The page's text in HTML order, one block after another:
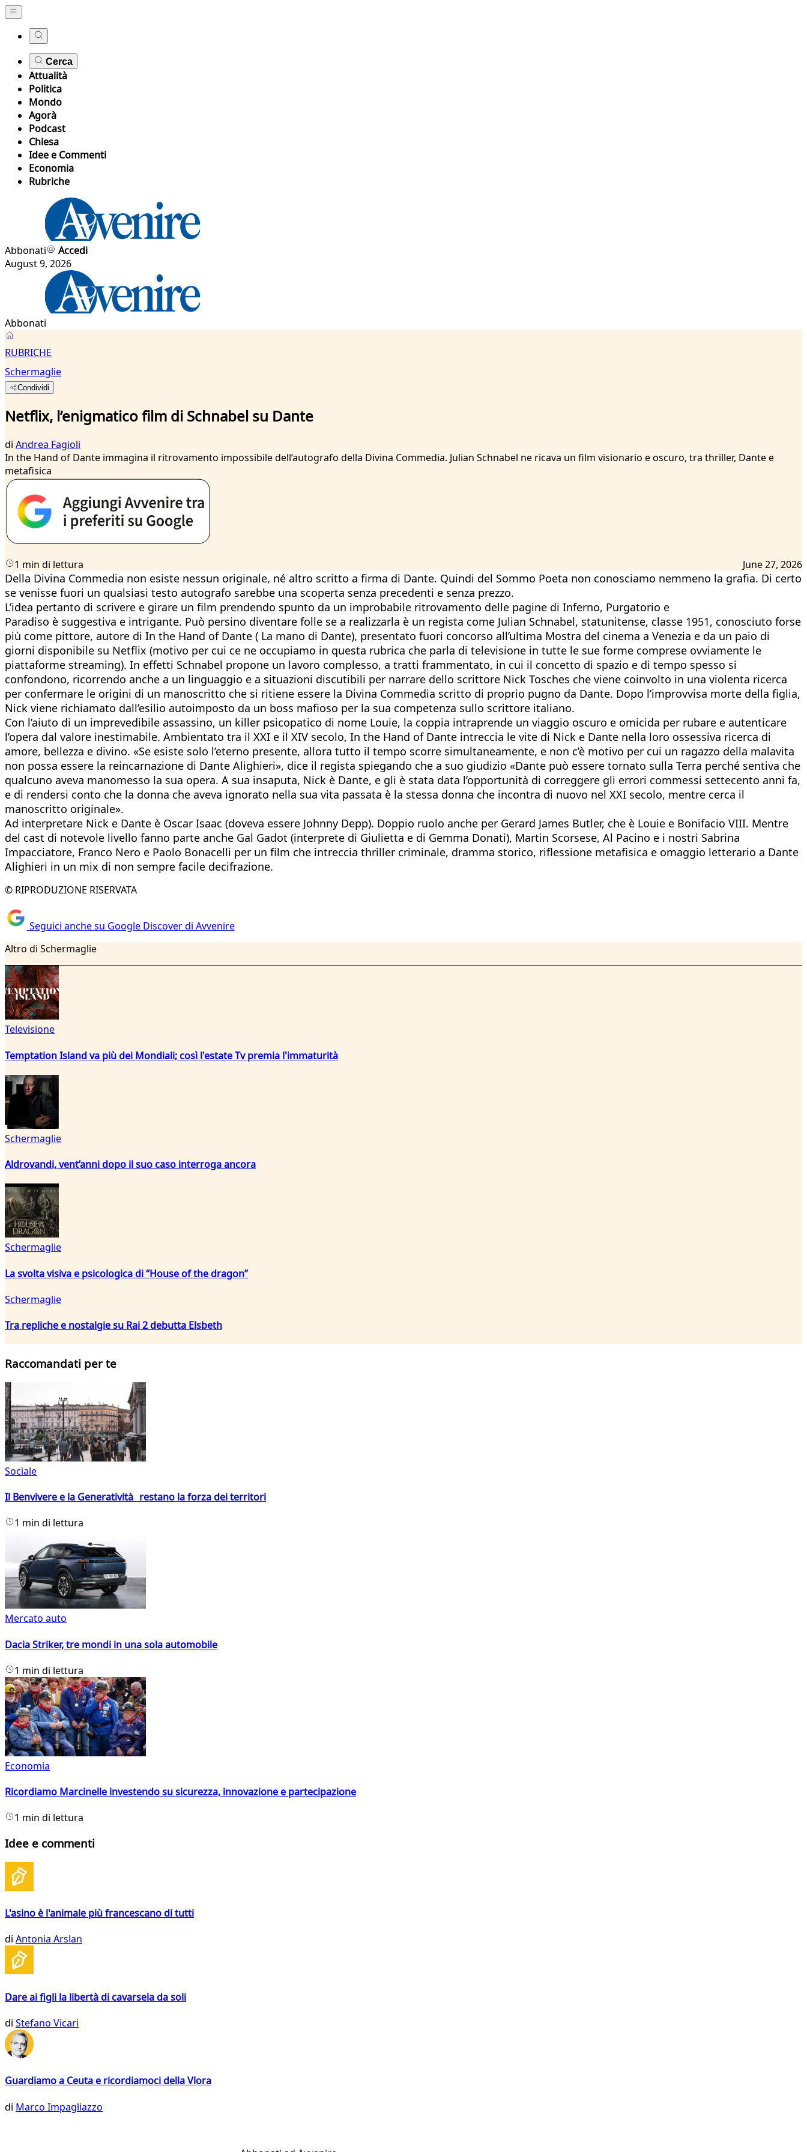
Cerca
Attualità
Politica
Mondo
Agorà
Podcast
Chiesa
Idee e Commenti
Economia
Rubriche
Abbonati
Accedi
August 9, 2026
Abbonati
RUBRICHE
Schermaglie
Condividi
Netflix, l’enigmatico film di Schnabel su Dante
di Andrea Fagioli
In the Hand of Dante immagina il ritrovamento impossibile dell’autografo della Divina Commedia. Julian Schnabel ne ricava un film visionario e oscuro, tra thriller, Dante e
metafisica
1 min di lettura June 27, 2026
Della Divina Commedia non esiste nessun originale, né altro scritto a firma di Dante. Quindi del Sommo Poeta non conosciamo nemmeno la grafia. Di certo
se venisse fuori un qualsiasi testo autografo sarebbe una scoperta senza precedenti e senza prezzo.
L’idea pertanto di scrivere e girare un film prendendo spunto da un improbabile ritrovamento delle pagine di Inferno, Purgatorio e
Paradiso è suggestiva e intrigante. Può persino diventare folle se a realizzarla è un regista come Julian Schnabel, statunitense, classe 1951, conosciuto forse
più come pittore, autore di In the Hand of Dante ( La mano di Dante), presentato fuori concorso all’ultima Mostra del cinema a Venezia e da un paio di
giorni disponibile su Netflix (motivo per cui ce ne occupiamo in questa rubrica che parla di televisione in tutte le sue forme comprese ovviamente le
piattaforme streaming). In effetti Schnabel propone un lavoro complesso, a tratti frammentato, in cui il concetto di spazio e di tempo spesso si
confondono, ricorrendo anche a un linguaggio e a situazioni discutibili per narrare dello scrittore Nick Tosches che viene coinvolto in una violenta ricerca
per confermare le origini di un manoscritto che si ritiene essere la Divina Commedia scritto di proprio pugno da Dante. Dopo l’improvvisa morte della figlia,
Nick viene richiamato dall’esilio autoimposto da un boss mafioso per la sua competenza sullo scrittore italiano.
Con l’aiuto di un imprevedibile assassino, un killer psicopatico di nome Louie, la coppia intraprende un viaggio oscuro e omicida per rubare e autenticare
l’opera dal valore inestimabile. Ambientato tra il XXI e il XIV secolo, In the Hand of Dante intreccia le vite di Nick e Dante nella loro ossessiva ricerca di
amore, bellezza e divino. «Se esiste solo l’eterno presente, allora tutto il tempo scorre simultaneamente, e non c’è motivo per cui un ragazzo della malavita
non possa essere la reincarnazione di Dante Alighieri», dice il regista spiegando che a suo giudizio «Dante può essere tornato sulla Terra perché sentiva che
qualcuno aveva manomesso la sua opera. A sua insaputa, Nick è Dante, e gli è stata data l’opportunità di correggere gli errori commessi settecento anni fa,
e di rendersi conto che la donna che aveva ignorato nella sua vita passata è la stessa donna che incontra di nuovo nel XXI secolo, mentre cerca il
manoscritto originale».
Ad interpretare Nick e Dante è Oscar Isaac (doveva essere Johnny Depp). Doppio ruolo anche per Gerard James Butler, che è Louie e Bonifacio VIII. Mentre
del cast di notevole livello fanno parte anche Gal Gadot (interprete di Giulietta e di Gemma Donati), Martin Scorsese, Al Pacino e i nostri Sabrina
Impacciatore, Franco Nero e Paolo Bonacelli per un film che intreccia thriller criminale, dramma storico, riflessione metafisica e omaggio letterario a Dante
Alighieri in un mix di non sempre facile decifrazione.
© RIPRODUZIONE RISERVATA
Seguici anche su Google Discover di Avvenire
Altro di Schermaglie
Televisione
Temptation Island va più dei Mondiali; così l'estate Tv premia l'immaturità
Schermaglie
Aldrovandi, vent’anni dopo il suo caso interroga ancora
Schermaglie
La svolta visiva e psicologica di “House of the dragon”
Schermaglie
Tra repliche e nostalgie su Rai 2 debutta Elsbeth
Raccomandati per te
Sociale
Il Benvivere e la Generatività restano la forza dei territori
1 min di lettura
Mercato auto
Dacia Striker, tre mondi in una sola automobile
1 min di lettura
Economia
Ricordiamo Marcinelle investendo su sicurezza, innovazione e partecipazione
1 min di lettura
Idee e commenti
L'asino è l'animale più francescano di tutti
di Antonia Arslan
Dare ai figli la libertà di cavarsela da soli
di Stefano Vicari
Guardiamo a Ceuta e ricordiamoci della Vlora
di Marco Impagliazzo